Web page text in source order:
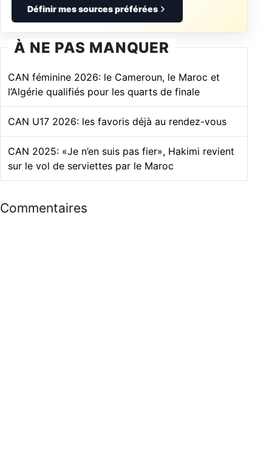
Définir mes sources préférées
À NE PAS MANQUER
CAN féminine 2026: le Cameroun, le Maroc et
l’Algérie qualifiés pour les quarts de finale
CAN U17 2026: les favoris déjà au rendez-vous
CAN 2025: «Je n’en suis pas fier», Hakimi revient
sur le vol de serviettes par le Maroc
Commentaires